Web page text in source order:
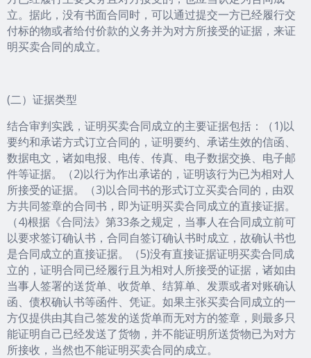
立。据此，没有书面合同时，可以通过提交一方已经履行交
付标的物或者给付价款的义务并为对方所接受的证据，来证
明买卖合同的成立。
(二）证据类型
结合审判实践，证明买卖合同成立的主要证据包括：（1)以
要约和承诺方式订立合同的，证明要约、承诺生效的信函、
数据电文，诸如电报、电传、传真、电子数据交换、电子邮
件等证据。（2)以行为作出承诺的，证明该行为已为相对人
所接受的证据。（3)以合同书的形式订立买卖合同的，由双
方共同签章的合同书，即为证明买卖合同成立的直接证据。
（4)根据《合同法》第33条之规定，当事人在合同成立前可
以要求签订确认书，合同自签订确认书时成立，故确认书也
是合同成立的直接证据。（5)没有直接证据证明买卖合同成
立的，证明合同已经履行且为相对人所接受的证据，诸如由
当事人签署的送货单、收货单、结算单、发票或者对账确认
函、债权确认书等函件、凭证。如果主张买卖合同成立的一
方仅提供由其自己签发的送货单而无对方的签章，则最多只
能证明自己已经发送了货物，并不能证明所送货物已为对方
所接收，当然也不能证明买卖合同的成立。